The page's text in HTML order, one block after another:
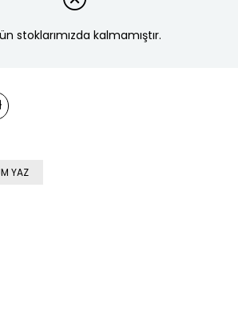
stoklarımızda kalmamıştır.
YAZ